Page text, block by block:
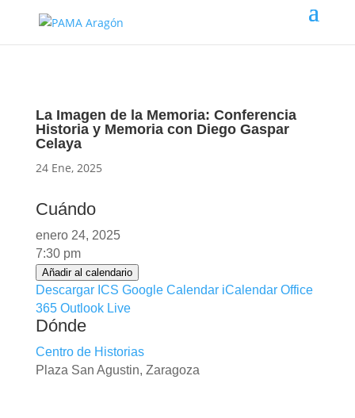
La Imagen de la Memoria: Conferencia
Historia y Memoria con Diego Gaspar
Celaya
24 Ene, 2025
Cuándo
enero 24, 2025
7:30 pm
Añadir al calendario
Descargar ICS Google Calendar iCalendar Office
365 Outlook Live
Dónde
Centro de Historias
Plaza San Agustin, Zaragoza